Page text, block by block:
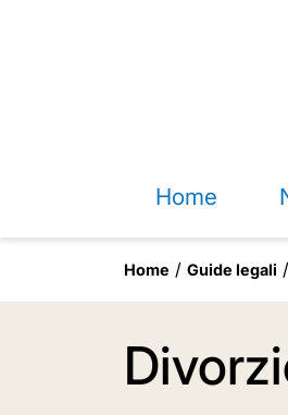
Home
Home Guide legali